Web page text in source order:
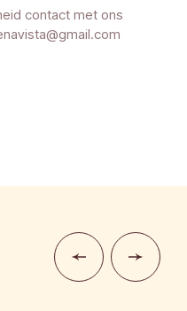
contact met ons